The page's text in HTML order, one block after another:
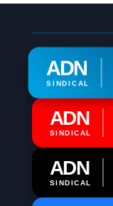
ADN
SINDICAL
ADN
SINDICAL
ADN
SINDICAL